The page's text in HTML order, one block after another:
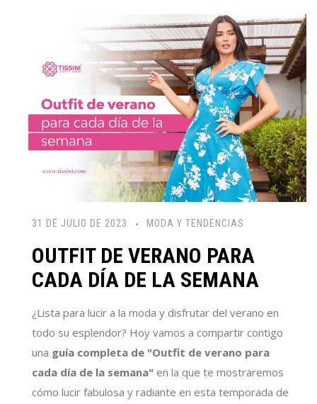
31 DE JULIO DE 2023 MODA Y TENDENCIAS
OUTFIT DE VERANO PARA
CADA DÍA DE LA SEMANA
¿Lista para lucir a la moda y disfrutar del verano en
todo su esplendor? Hoy vamos a compartir contigo
una guía completa de "Outfit de verano para
cada día de la semana" en la que te mostraremos
cómo lucir fabulosa y radiante en esta temporada de